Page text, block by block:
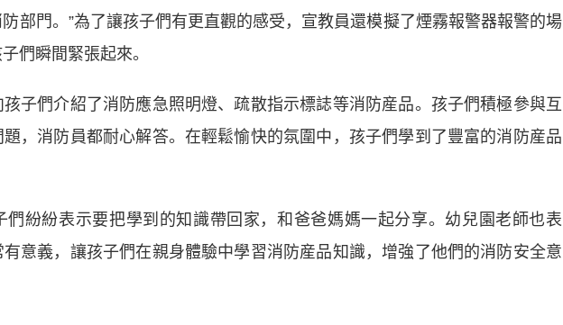
部門。”為了讓孩子們有更直觀的感受，宣教員還模擬了煙霧報警器報警的場
們瞬間緊張起來。
們介紹了消防應急照明燈、疏散指示標誌等消防産品。孩子們積極參與互
，消防員都耐心解答。在輕鬆愉快的氛圍中，孩子們學到了豐富的消防産品
紛表示要把學到的知識帶回家，和爸爸媽媽一起分享。幼兒園老師也表
意義，讓孩子們在親身體驗中學習消防産品知識，增強了他們的消防安全意